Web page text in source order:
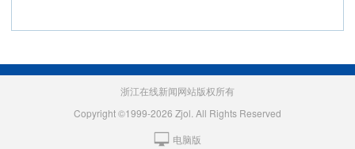
浙江在线新闻网站版权所有
Copyright ©1999-2026 Zjol. All Rights Reserved
电脑版